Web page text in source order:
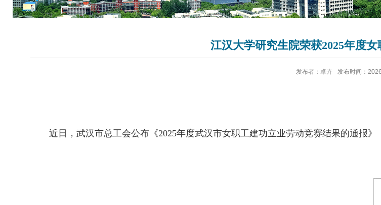
江汉大学研究生院荣获2025年度
发布者：卓卉 发布时间：
近日，武汉市总工会公布《2025年度武汉市女职工建功立业劳动竞赛结果的通报》